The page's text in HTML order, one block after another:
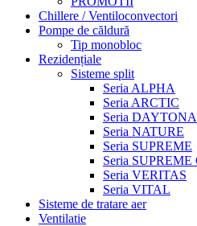
Chillere / Ventiloconvectori
Pompe de căldură
Tip monobloc
Rezidențiale
Sisteme split
Seria ALPHA
Seria ARCTIC
Seria DAYTONA
Seria NATURE
Seria SUPREME
Seria
Seria VERITAS
Seria VITAL
Sisteme de tratare aer
Ventilatie